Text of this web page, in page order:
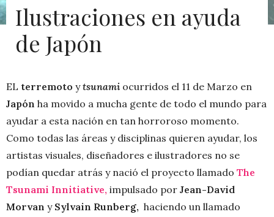
Ilustraciones en ayuda
de Japón
EL terremoto ytsunami ocurridos el 11 de Marzo en
Japón ha movido a mucha gente de todo el mundo para
ayudar a esta nación en tan horroroso momento.
Como todas las áreas y disciplinas quieren ayudar, los
artistas visuales, diseñadores e ilustradores no se
podían quedar atrás y nació el proyecto llamado The
Tsunami Innitiative, impulsado por Jean-David
Morvan y Sylvain Runberg, haciendo un llamado